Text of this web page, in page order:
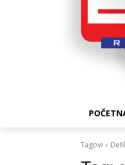
Tagovi